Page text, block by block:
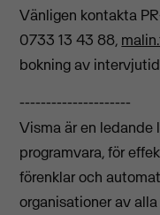
Vänligen kontakta
0733 13 43 88,
bokning av
---------------------
Visma är en ledande
programvara, för
förenklar och
organisationer av